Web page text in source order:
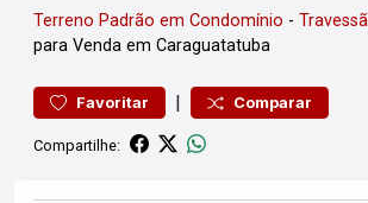
Terreno Padrão em Condomínio -
para Venda em Caraguatatuba
Favoritar | Comparar
Compartilhe: